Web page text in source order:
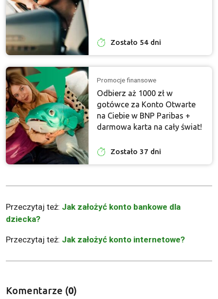
Zostało 54 dni
Promocje finansowe
Odbierz aż 1000 zł w
gotówce za Konto Otwarte
na Ciebie w BNP Paribas +
darmowa karta na cały świat!
Zostało 37 dni
Przeczytaj też: Jak założyć konto bankowe dla
dziecka?
Przeczytaj też: Jak założyć konto internetowe?
Komentarze (0)